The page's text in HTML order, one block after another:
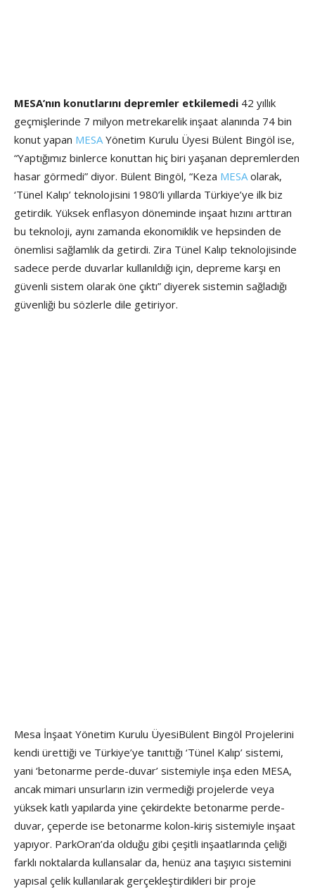
MESA’nın konutlarını depremler etkilemedi 42 yıllık
geçmişlerinde 7 milyon metrekarelik inşaat alanında 74 bin
konut yapan MESAYönetim Kurulu Üyesi Bülent Bingöl ise,
“Yaptığımız binlerce konuttan hiç biri yaşanan depremlerden
hasar görmedi” diyor. Bülent Bingöl, “Keza MESAolarak,
‘Tünel Kalıp’ teknolojisini 1980’li yıllarda Türkiye’ye ilk biz
getirdik. Yüksek enflasyon döneminde inşaat hızını arttıran
bu teknoloji, aynı zamanda ekonomiklik ve hepsinden de
önemlisi sağlamlık da getirdi. Zira Tünel Kalıp teknolojisinde
sadece perde duvarlar kullanıldığı için, depreme karşı en
güvenli sistem olarak öne çıktı” diyerek sistemin sağladığı
güvenliği bu sözlerle dile getiriyor.
Mesa İnşaat Yönetim Kurulu ÜyesiBülent Bingöl Projelerini
kendi ürettiği ve Türkiye’ye tanıttığı ‘Tünel Kalıp’ sistemi,
yani ‘betonarme perde-duvar’ sistemiyle inşa eden MESA,
ancak mimari unsurların izin vermediği projelerde veya
yüksek katlı yapılarda yine çekirdekte betonarme perde-
duvar, çeperde ise betonarme kolon-kiriş sistemiyle inşaat
yapıyor. ParkOran’da olduğu gibi çeşitli inşaatlarında çeliği
farklı noktalarda kullansalar da, henüz ana taşıyıcı sistemini
yapısal çelik kullanılarak gerçekleştirdikleri bir proje